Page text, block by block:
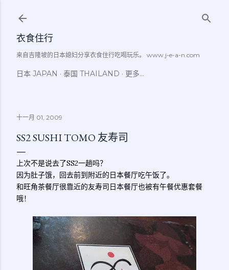
衣食住行
来自吉隆坡的日本媳妇分享衣食住行吃喝玩乐。 www.j-e-a-n.com
日本 JAPAN 泰国 THAILAND 更多…
十一月 01, 2009
SS2 SUSHI TOMO 友寿司
上次不是说去了SS2一趟吗？
因为肚子饿，回去前到附近的日本餐厅吃午饭了。
和旺角茶餐厅很靠近的友寿司日本餐厅也被有午餐优惠套餐
哦！